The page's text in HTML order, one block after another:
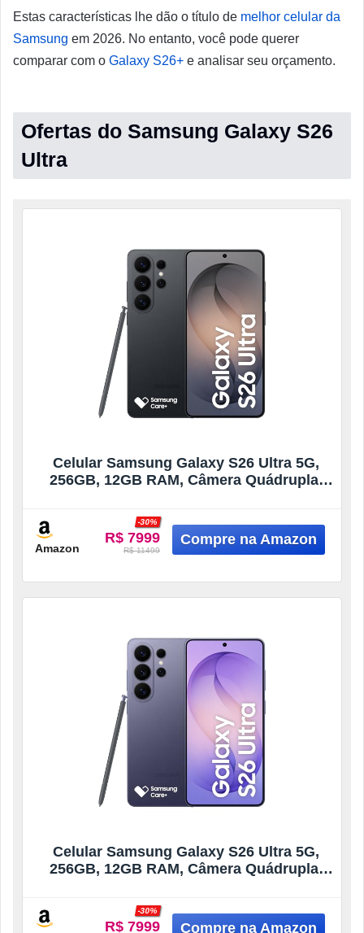
Estas características lhe dão o título de melhor celular da
Samsung em 2026. No entanto, você pode querer
comparar com o Galaxy S26+ e analisar seu orçamento.
Ofertas do Samsung Galaxy S26
Ultra
Celular Samsung Galaxy S26 Ultra 5G,
256GB, 12GB RAM, Câmera Quádrupla,
Amazon
R$ 7999
-30%
R$ 11499
Celular Samsung Galaxy S26 Ultra 5G,
256GB, 12GB RAM, Câmera Quádrupla,
R$ 7999
-30%